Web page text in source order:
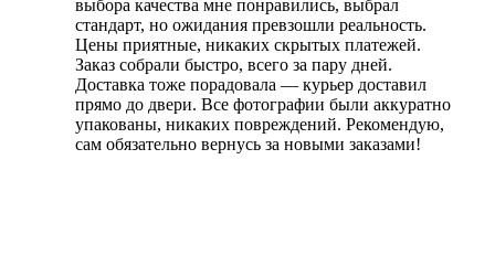
выбора качества мне понравились, выбрал
стандарт, но ожидания превзошли реальность.
Цены приятные, никаких скрытых платежей.
Заказ собрали быстро, всего за пару дней.
Доставка тоже порадовала — курьер доставил
прямо до двери. Все фотографии были аккуратно
упакованы, никаких повреждений. Рекомендую,
сам обязательно вернусь за новыми заказами!